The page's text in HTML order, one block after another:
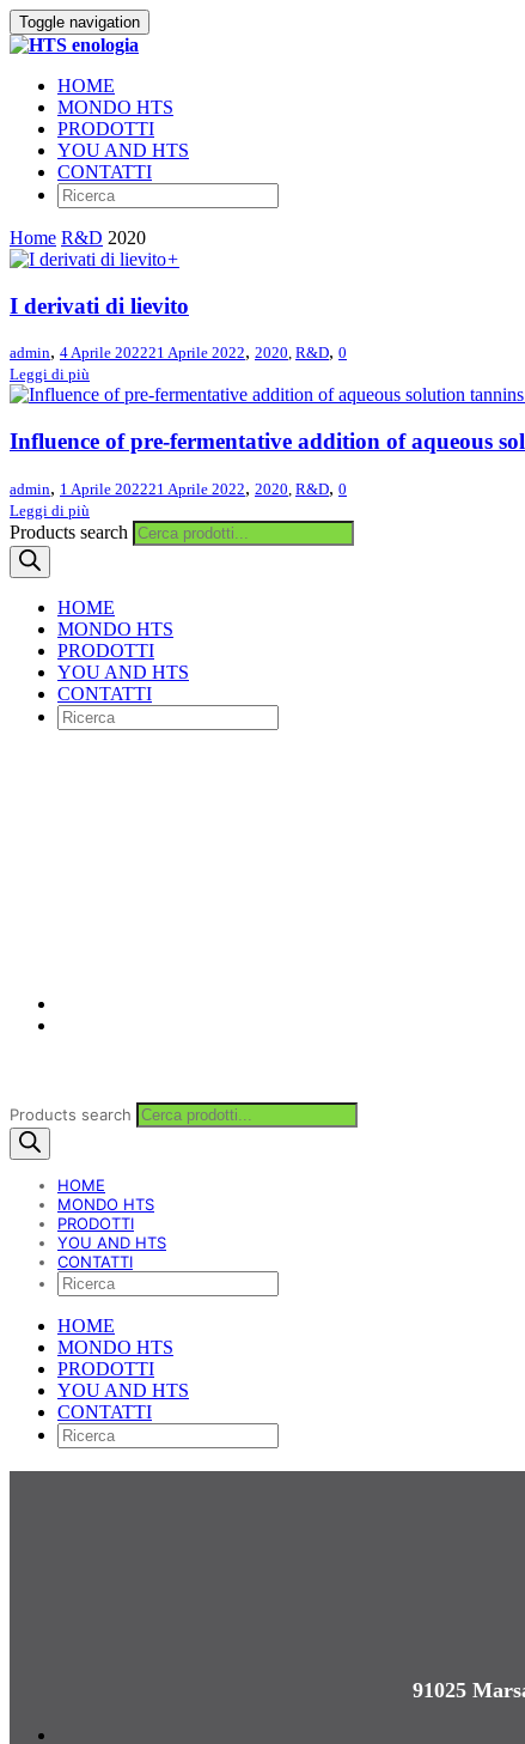
Toggle navigation
HOME
MONDO HTS
PRODOTTI
YOU AND HTS
CONTATTI
Home R&D 2020
+
I derivati di lievito
admin, 4 Aprile 202221 Aprile 2022, 2020, R&D, 0
Leggi di più
Influence of pre‑fermentative addition of aqueous
admin, 1 Aprile 202221 Aprile 2022, 2020 R&D, 0
Leggi di più
Products search
HOME
MONDO HTS
PRODOTTI
YOU AND HTS
CONTATTI
Products search
HOME
MONDO HTS
PRODOTTI
YOU AND HTS
CONTATTI
HOME
MONDO HTS
PRODOTTI
YOU AND HTS
CONTATTI
91025